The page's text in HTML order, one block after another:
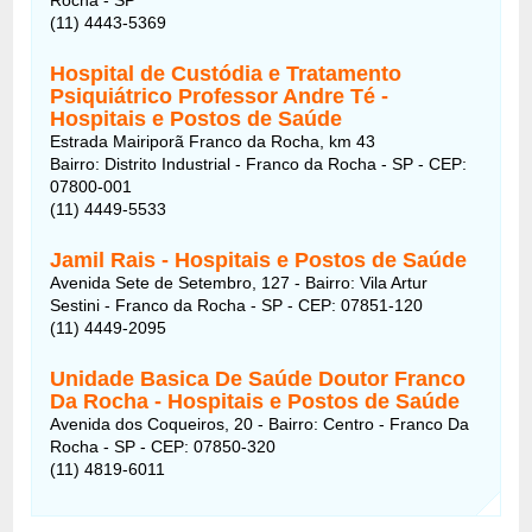
(11) 4443-5369
Hospital de Custódia e Tratamento
Psiquiátrico Professor Andre Té -
Hospitais e Postos de Saúde
Estrada Mairiporã Franco da Rocha, km 43
Bairro: Distrito Industrial - Franco da Rocha - SP - CEP:
07800-001
(11) 4449-5533
Jamil Rais - Hospitais e Postos de Saúde
Avenida Sete de Setembro, 127 - Bairro: Vila Artur
Sestini - Franco da Rocha - SP - CEP: 07851-120
(11) 4449-2095
Unidade Basica De Saúde Doutor Franco
Da Rocha - Hospitais e Postos de Saúde
Avenida dos Coqueiros, 20 - Bairro: Centro - Franco Da
Rocha - SP - CEP: 07850-320
(11) 4819-6011